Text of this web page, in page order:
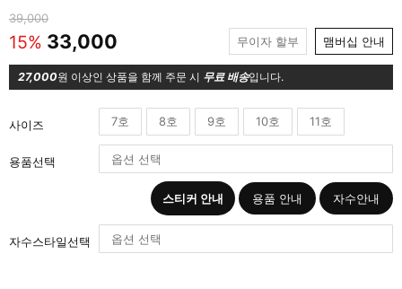
39,000
15% 33,000 무이자 할부 맴버십 안내
27,000원 이상인 상품을 함께 주문 시 무료 배송입니다.
사이즈 7호 8호 9호 10호 11호
용품선택
스티커 안내 용품 안내 자수안내
자수스타일선택